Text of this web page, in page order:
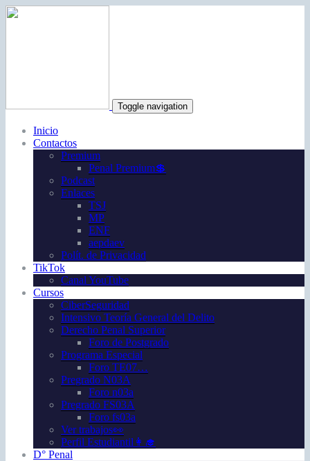
Toggle navigation
Inicio
Contactos
Premium
Penal Premium💲
Podcast
Enlaces
TSJ
MP
ENF
aepdaev
Polít. de Privacidad
TikTok
Canal YouTube
Cursos
CiberSeguridad
Intensivo Teoría General del Delito
Derecho Penal Superior
Foro de Postgrado
Programa Especial
Foro TE07…
Pregrado N03A
Foro n03a
Pregrado FS03A
Foro fs03a
Ver trabajos👀
Perfil Estudiantil👩‍🎓
D° Penal